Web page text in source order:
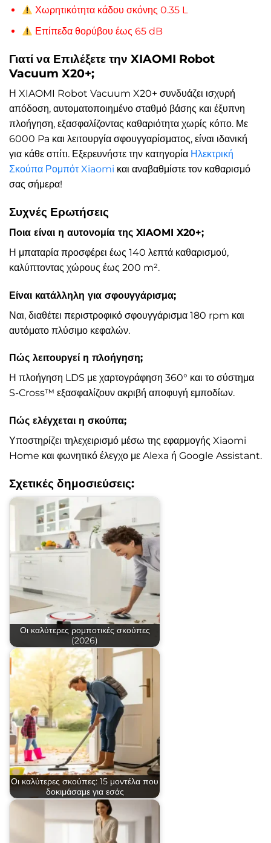
Χωρητικότητα κάδου σκόνης 0.35 L
Επίπεδα θορύβου έως 65 dB
Γιατί να Επιλέξετε την XIAOMI Robot
Vacuum X20+;
Η XIAOMI Robot Vacuum X20+ συνδυάζει ισχυρή
απόδοση, αυτοματοποιημένο σταθμό βάσης και έξυπνη
πλοήγηση, εξασφαλίζοντας καθαριότητα χωρίς κόπο. Με
6000 Pa και λειτουργία σφουγγαρίσματος, είναι ιδανική
για κάθε σπίτι. Εξερευνήστε την κατηγορία Ηλεκτρική
Σκούπα Ρομπότ Xiaomi και αναβαθμίστε τον καθαρισμό
σας σήμερα!
Συχνές Ερωτήσεις
Ποια είναι η αυτονομία της XIAOMI X20+;
Η μπαταρία προσφέρει έως 140 λεπτά καθαρισμού,
καλύπτοντας χώρους έως 200 m².
Είναι κατάλληλη για σφουγγάρισμα;
Ναι, διαθέτει περιστροφικό σφουγγάρισμα 180 rpm και
αυτόματο πλύσιμο κεφαλών.
Πώς λειτουργεί η πλοήγηση;
Η πλοήγηση LDS με χαρτογράφηση 360° και το σύστημα
S-Cross™ εξασφαλίζουν ακριβή αποφυγή εμποδίων.
Πώς ελέγχεται η σκούπα;
Υποστηρίζει τηλεχειρισμό μέσω της εφαρμογής Xiaomi
Home και φωνητικό έλεγχο με Alexa ή Google Assistant.
Σχετικές δημοσιεύσεις:
Οι καλύτερες ρομποτικές σκούπες
(2026)
Οι καλύτερες σκούπες: 15 μοντέλα που
δοκιμάσαμε για εσάς